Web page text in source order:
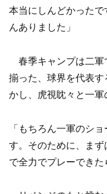
本当にしんどかった
んありました」
春季キャンプは二軍
揃った、球界を代表
かし、虎視眈々と一軍
「もちろん一軍のシ
す。そのために、ま
で全力でプレーできた